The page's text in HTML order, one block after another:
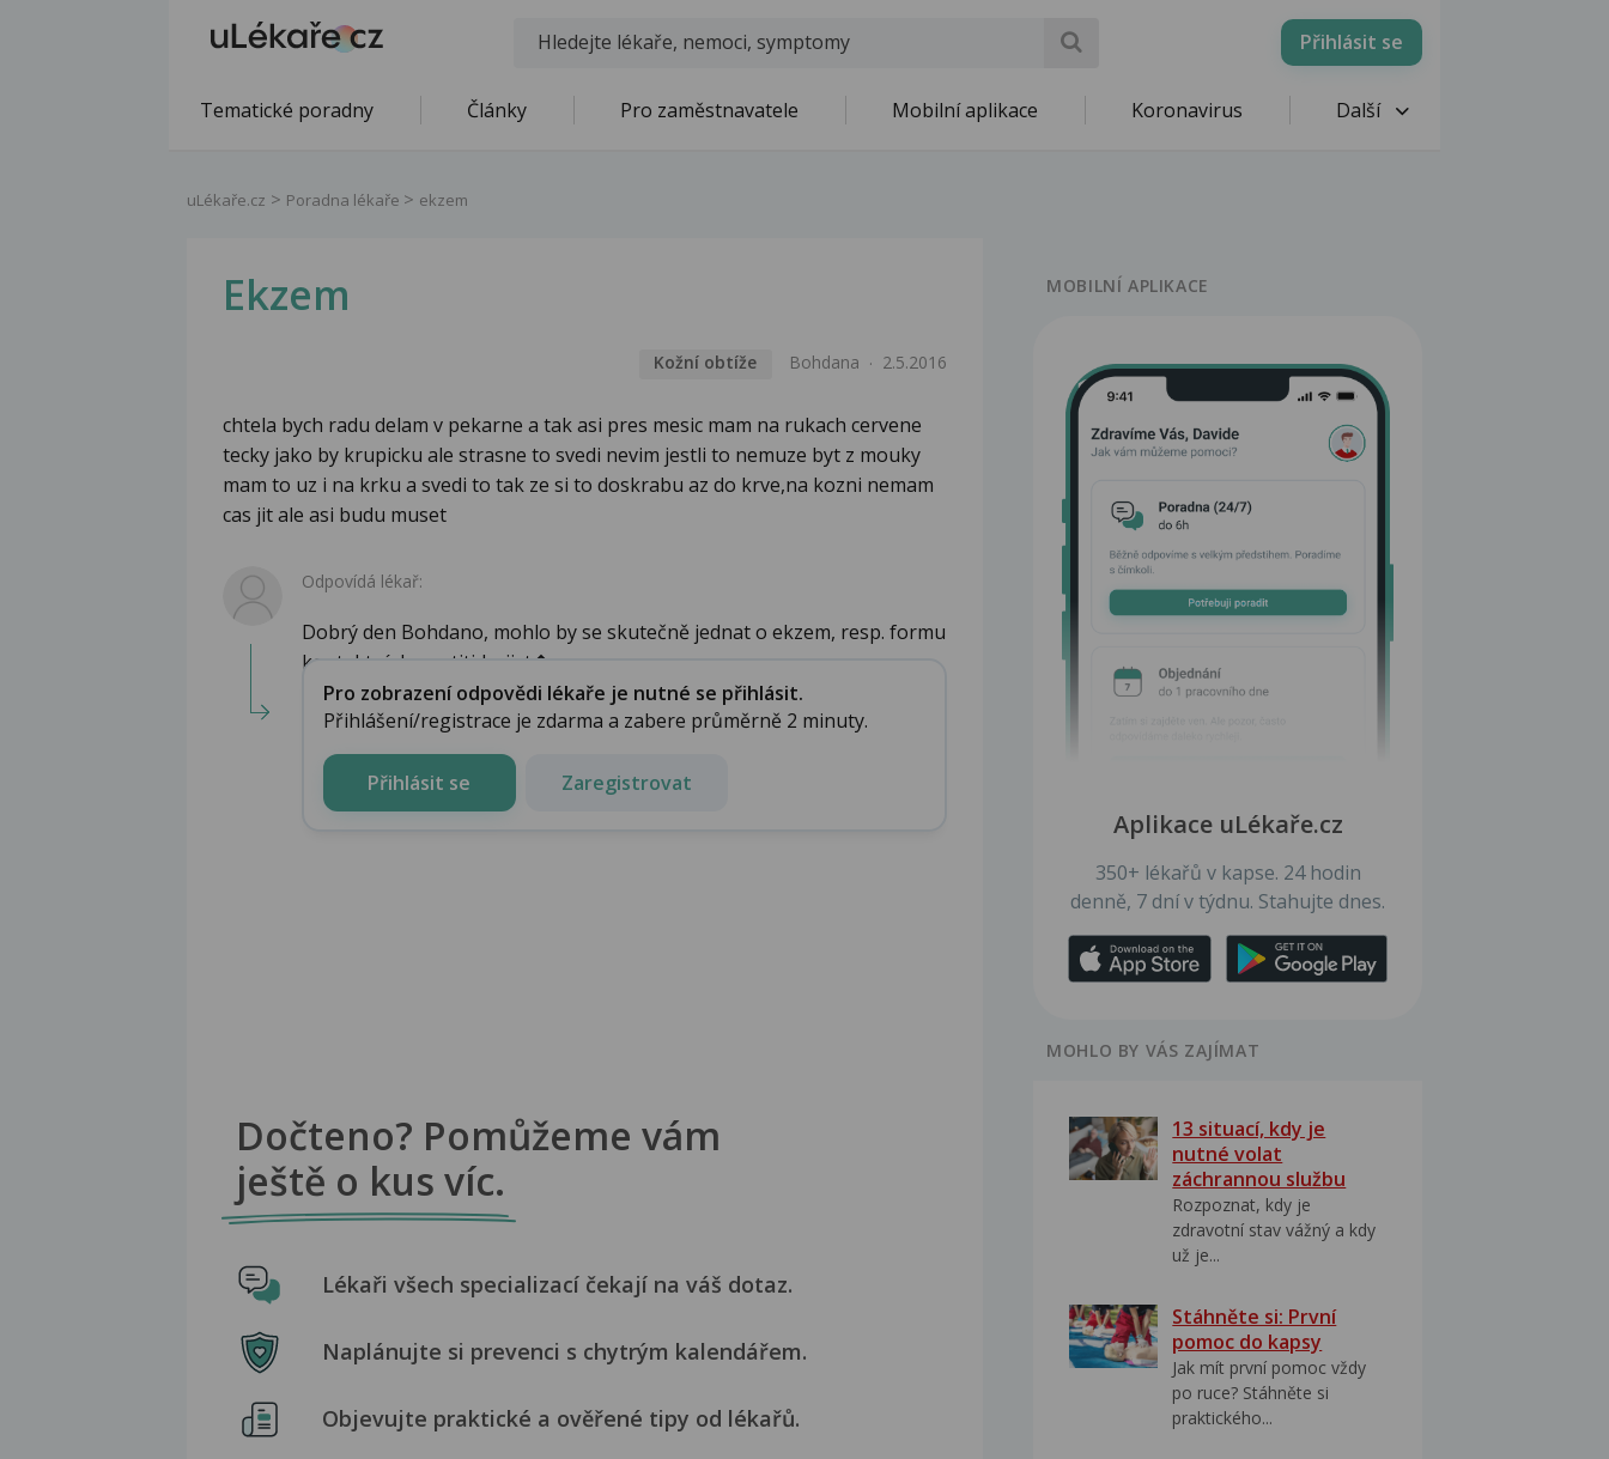
Přihlásit se
Tematické poradny Články Pro zaměstnavatele Mobilní aplikace Koronavirus Další
uLékaře.cz Poradna lékaře ekzem
Ekzem
Kožní obtíže Bohdana 2.5.2016
chtela bych radu delam v pekarne a tak asi pres mesic mam na rukach cervene
tecky jako by krupicku ale strasne to svedi nevim jestli to nemuze byt z mouky
mam to uz i na krku a svedi to tak ze si to doskrabu az do krve,na kozni nemam
cas jit ale asi budu muset
Odpovídá lékař:
Dobrý den Bohdano, mohlo by se skutečně jednat o ekzem, resp. formu
kontaktní dermatitidy, jist�...
Pro zobrazení odpovědi lékaře je nutné se přihlásit.
Přihlášení/registrace je zdarma a zabere průměrně 2 minuty.
Přihlásit se Zaregistrovat
Dočteno? Pomůžeme vám
ještě o kus víc.
Lékaři všech specializací čekají na váš dotaz.
Naplánujte si prevenci s chytrým kalendářem.
Objevujte praktické a ověřené tipy od lékařů.
MOBILNÍ APLIKACE
Aplikace uLékaře.cz
350+ lékařů v kapse. 24 hodin
denně, 7 dní v týdnu. Stahujte dnes.
MOHLO BY VÁS ZAJÍMAT
13 situací, kdy je
nutné volat
záchrannou službu
Rozpoznat, kdy je
zdravotní stav vážný a kdy
už je...
Stáhněte si: První
pomoc do kapsy
Jak mít první pomoc vždy
po ruce? Stáhněte si
praktického...